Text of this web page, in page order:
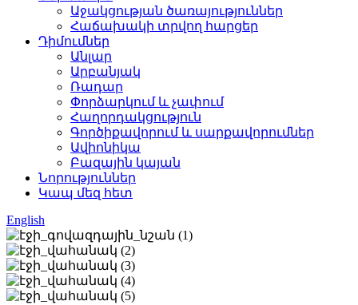
Աջակցության ծառայություններ
Հաճախակի տրվող հարցեր
Դիմումներ
Անլար
Արբանյակ
Ռադար
Փորձարկում և չափում
Հաղորդակցություն
Գործիքավորում և սարքավորումներ
Ավիոնիկա
Բազային կայան
Նորություններ
Կապ մեզ հետ
English